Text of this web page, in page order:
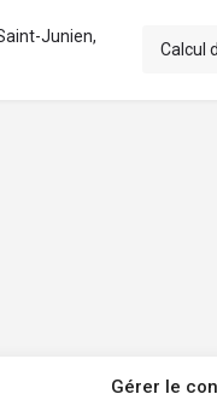
Gérer le
Junien,
Calcul